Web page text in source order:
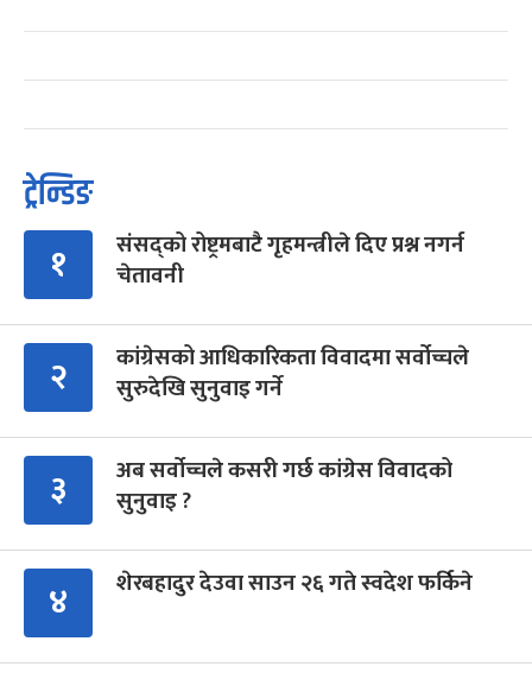
ट्रेन्डिङ
१
संसद्को रोष्ट्रमबाटै गृहमन्त्रीले दिए प्रश्न नगर्न
चेतावनी
२
कांग्रेसको आधिकारिकता विवादमा सर्वोच्चले
सुरुदेखि सुनुवाइ गर्ने
३
अब सर्वोच्चले कसरी गर्छ कांग्रेस विवादको
सुनुवाइ ?
४ शेरबहादुर देउवा साउन २६ गते स्वदेश फर्किने